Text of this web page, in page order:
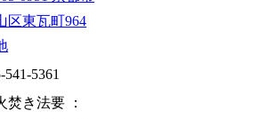
区東瓦町964
541-5361
焚き法要 ：